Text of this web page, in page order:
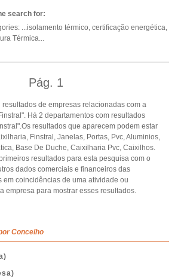
search for:
...isolamento térmico, certificação energética,
Térmica...
Pág. 1
resultados de empresas relacionadas com a
Há 2 departamentos com resultados
resultados que aparecem podem estar
Finstral, Janelas, Portas, Pvc, Aluminios,
Base De Duche, Caixilharia Pvc, Caixilhos.
resultados para esta pesquisa com o
dados comerciais e financeiros das
em coincidências de uma atividade ou
empresa para mostrar esses resultados.
Concelho